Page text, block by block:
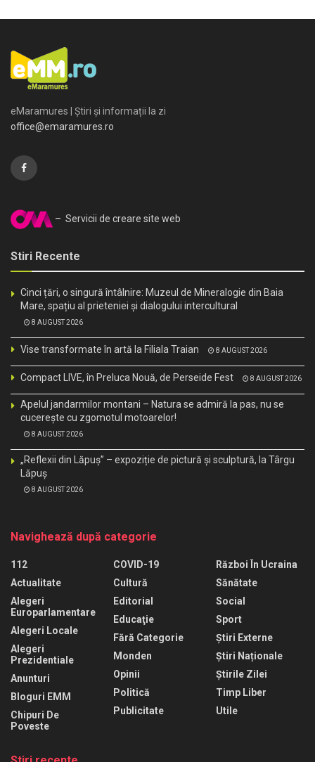
eMaramures | Știri și informații la zi
office@emaramures.ro
– Servicii de creare site web
Stiri Recente
Cinci țări, o singură întâlnire: Muzeul de Mineralogie din Baia
Mare, spațiu al prieteniei și dialogului intercultural
8 AUGUST 2026
Vise transformate în artă la Filiala Traian 8 AUGUST 2026
Compact LIVE, în Preluca Nouă, de Perseide Fest 8 AUGUST 2026
Apelul jandarmilor montani – Natura se admiră la pas, nu se
cucerește cu zgomotul motoarelor!
8 AUGUST 2026
„Reflexii din Lăpuș” – expoziție de pictură și sculptură, la Târgu
Lăpuș
8 AUGUST 2026
Navighează după categorie
112
Actualitate
Alegeri
Europarlamentare
Alegeri Locale
Alegeri
Prezidentiale
Anunturi
Bloguri EMM
Chipuri De
Poveste
COVID-19
Cultură
Editorial
Educaţie
Fără Categorie
Monden
Opinii
Politică
Publicitate
Război În Ucraina
Sănătate
Social
Sport
Știri Externe
Știri Naționale
Știrile Zilei
Timp Liber
Utile